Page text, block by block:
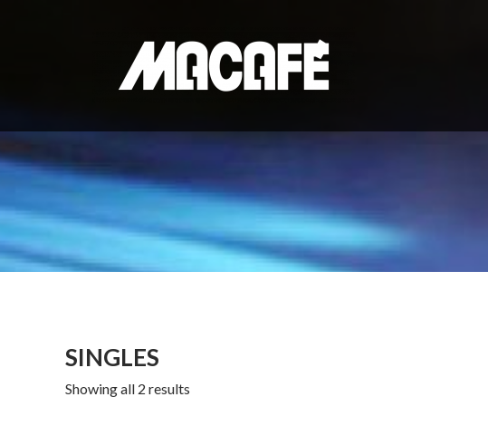
SINGLES
Showing all 2 results